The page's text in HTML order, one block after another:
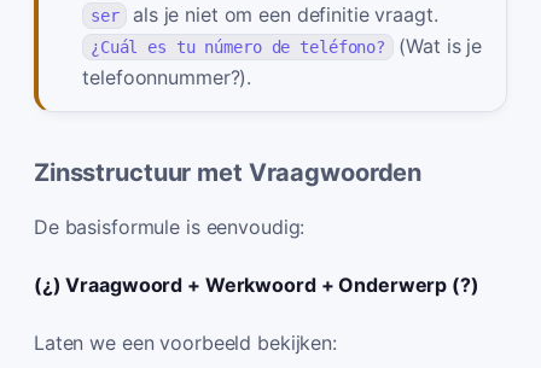
ser als je niet om een definitie vraagt.
¿Cuál es tu número de teléfono? (Wat is je
telefoonnummer?).
Zinsstructuur met Vraagwoorden
De basisformule is eenvoudig:
(¿) Vraagwoord + Werkwoord + Onderwerp (?)
Laten we een voorbeeld bekijken: